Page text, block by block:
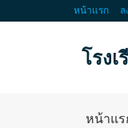
หน้าแรก
โรง
หน้าแร